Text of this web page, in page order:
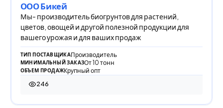
ООО Бикей
Мы- производитель биогрунтов для растений,
цветов, овощей и другой полезной продукции для
вашего урожая и для ваших продаж
ТИП ПОСТАВЩИКАПроизводитель
МИНИМАЛЬНЫЙ ЗАКАЗОт 10 тонн
ОБЪЕМ ПРОДАЖКрупный опт
246
246 просмотров